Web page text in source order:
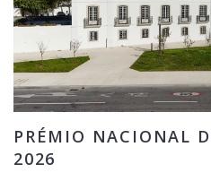
PRÉMIO NACIONAL
2026